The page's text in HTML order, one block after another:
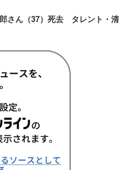
さん（37）死去 タレント・清